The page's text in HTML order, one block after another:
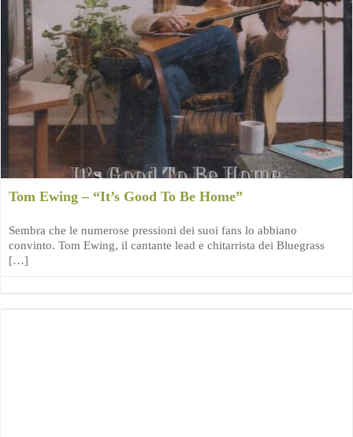
Tom Ewing – “It’s Good To Be Home”
Sembra che le numerose pressioni dei suoi fans lo abbiano
convinto. Tom Ewing, il cantante lead e chitarrista dei Bluegrass
[…]